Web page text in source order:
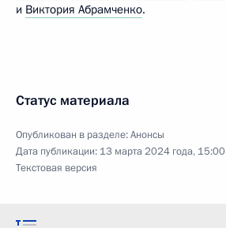
и Виктория Абрамченко.
Статус материала
Опубликован в разделе:Анонсы
Дата публикации: 13 марта 2024 года, 15:00
Текстовая версия